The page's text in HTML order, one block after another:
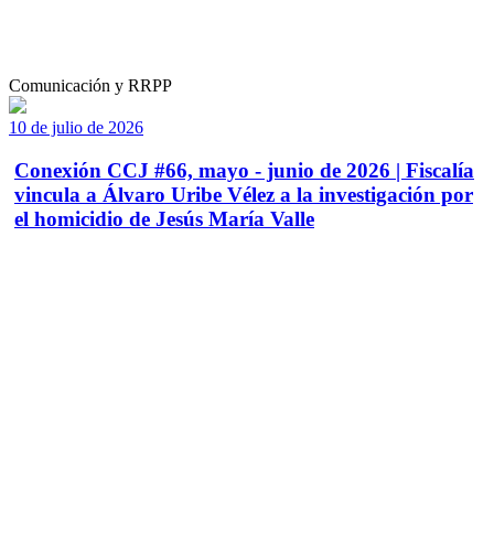
Comunicación y RRPP
10 de julio de 2026
Conexión CCJ #66, mayo - junio de 2026 | Fiscalía
vincula a Álvaro Uribe Vélez a la investigación por
el homicidio de Jesús María Valle